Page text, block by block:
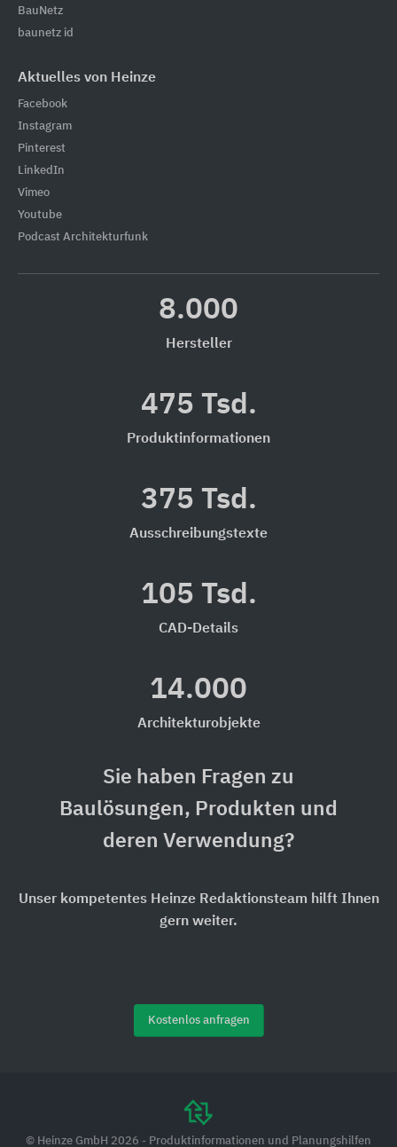
BauNetz
baunetz id
Aktuelles von Heinze
Facebook
Instagram
Pinterest
LinkedIn
Vimeo
Youtube
Podcast Architekturfunk
8.000
Hersteller
475 Tsd.
Produktinformationen
375 Tsd.
Ausschreibungstexte
105 Tsd.
CAD-Details
14.000
Architekturobjekte
Sie haben Fragen zu
Baulösungen, Produkten und
deren Verwendung?
Unser kompetentes Heinze Redaktionsteam hilft Ihnen
gern weiter.
Kostenlos anfragen
© Heinze GmbH 2026 - Produktinformationen und Planungshilfen